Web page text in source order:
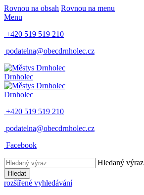
Rovnou na obsah Rovnou na menu
Menu
+420 519 519 210
podatelna@obecdrnholec.cz
Drnholec
Drnholec
+420 519 519 210
podatelna@obecdrnholec.cz
Facebook
Hledaný výraz
Hledat
rozšířené vyhledávání